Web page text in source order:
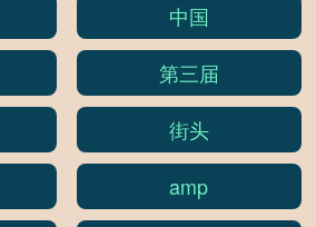
中国
第三届
街头
amp